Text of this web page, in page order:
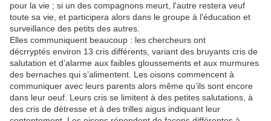
pour la vie ; si un des compagnons meurt, l'autre restera veuf
toute sa vie, et participera alors dans le groupe à l'éducation et
surveillance des petits des autres.
Elles communiquent beaucoup : les chercheurs ont
décrryptés environ 13 cris différents, variant des bruyants cris de
salutation et d’alarme aux faibles gloussements et aux murmures
des bernaches qui s’alimentent. Les oisons commencent à
communiquer avec leurs parents alors même qu’ils sont encore
dans leur oeuf. Leurs cris se limitent à des petites salutations, à
des cris de détresse et à des trilles aigus indiquant leur